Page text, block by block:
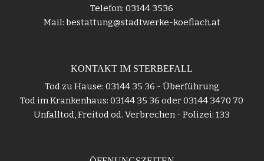
Telefon: 03144 3536
Mail: bestattung@stadtwerke-koeflach.at
KONTAKT IM STERBEFALL
Tod zu Hause: 03144 35 36 - Überführung
Tod im Krankenhaus: 03144 35 36 oder 03144 3470 70
Unfalltod, Freitod od. Verbrechen - Polizei: 133